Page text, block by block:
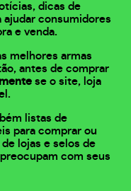
dicas de
ajudar consumidores
e venda.
melhores armas
antes de comprar
se o site, loja
listas de
para comprar ou
lojas e selos de
com seus